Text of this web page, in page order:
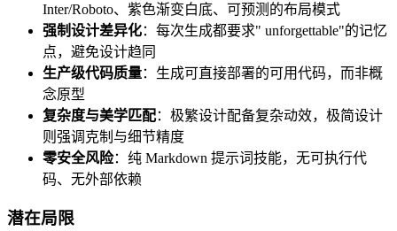
Inter/Roboto、紫色渐变白底、可预测的布局模式
强制设计差异化：每次生成都要求" unforgettable"的记忆
点，避免设计趋同
生产级代码质量：生成可直接部署的可用代码，而非概
念原型
复杂度与美学匹配：极繁设计配备复杂动效，极简设计
则强调克制与细节精度
零安全风险：纯 Markdown 提示词技能，无可执行代
码、无外部依赖
潜在局限